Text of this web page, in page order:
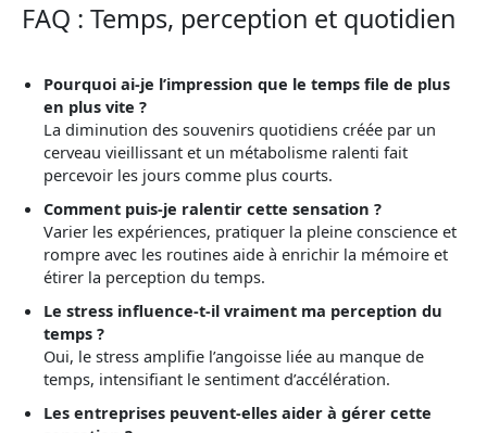
FAQ : Temps, perception et quotidien
Pourquoi ai-je l’impression que le temps file de plus
en plus vite ?
La diminution des souvenirs quotidiens créée par un
cerveau vieillissant et un métabolisme ralenti fait
percevoir les jours comme plus courts.
Comment puis-je ralentir cette sensation ?
Varier les expériences, pratiquer la pleine conscience et
rompre avec les routines aide à enrichir la mémoire et
étirer la perception du temps.
Le stress influence-t-il vraiment ma perception du
temps ?
Oui, le stress amplifie l’angoisse liée au manque de
temps, intensifiant le sentiment d’accélération.
Les entreprises peuvent-elles aider à gérer cette